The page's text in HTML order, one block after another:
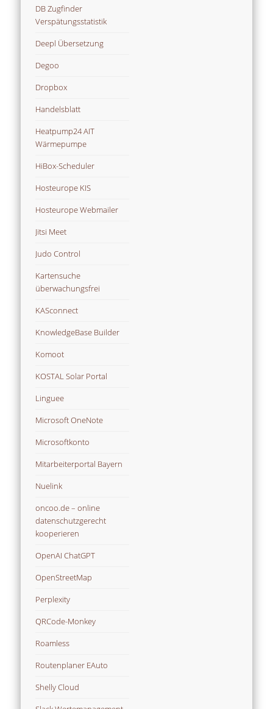
DB Zugfinder
Verspätungsstatistik
Deepl Übersetzung
Degoo
Dropbox
Handelsblatt
Heatpump24 AIT
Wärmepumpe
HiBox-Scheduler
Hosteurope KIS
Hosteurope Webmailer
Jitsi Meet
Judo Control
Kartensuche
überwachungsfrei
KASconnect
KnowledgeBase Builder
Komoot
KOSTAL Solar Portal
Linguee
Microsoft OneNote
Microsoftkonto
Mitarbeiterportal Bayern
Nuelink
oncoo.de – online
datenschutzgerecht
kooperieren
OpenAI ChatGPT
OpenStreetMap
Perplexity
QRCode-Monkey
Roamless
Routenplaner EAuto
Shelly Cloud